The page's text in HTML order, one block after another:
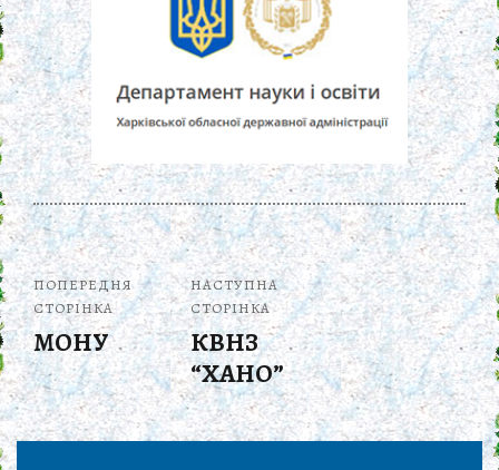
ПОПЕРЕДНЯ
СТОРІНКА
МОНУ
НАСТУПНА
СТОРІНКА
КВНЗ
“ХАНО”